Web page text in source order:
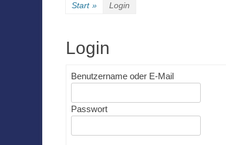
Start » Login
Login
Benutzername oder E-Mail
Passwort